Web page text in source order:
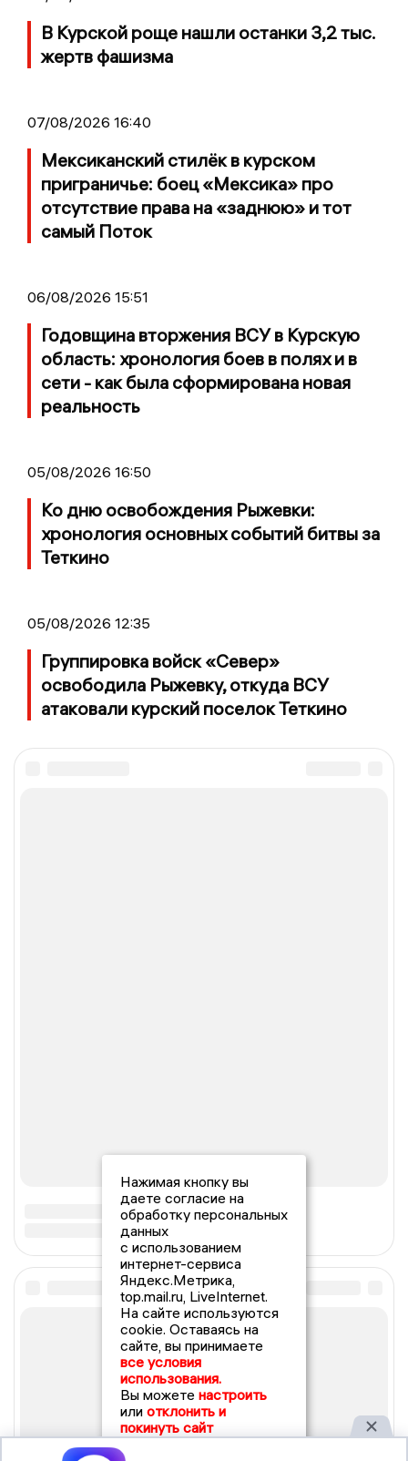
В Курской роще нашли останки 3,2 тыс.
жертв фашизма
07/08/2026 16:40
Мексиканский стилёк в курском
приграничье: боец «Мексика» про
отсутствие права на «заднюю» и тот
самый Поток
06/08/2026 15:51
Годовщина вторжения ВСУ в Курскую
область: хронология боев в полях и в
сети - как была сформирована новая
реальность
05/08/2026 16:50
Ко дню освобождения Рыжевки:
хронология основных событий битвы за
Теткино
05/08/2026 12:35
Группировка войск «Север»
освободила Рыжевку, откуда ВСУ
атаковали курский поселок Теткино
Нажимая кнопку вы
даете согласие на
обработку персональных
данных
с использованием
интернет-сервиса
Яндекс.Метрика,
top.mail.ru, LiveInternet.
На сайте используются
cookie. Оставаясь на
сайте, вы принимаете
все условия
использования.
Вы можете настроить
или отклонить и
покинуть сайт